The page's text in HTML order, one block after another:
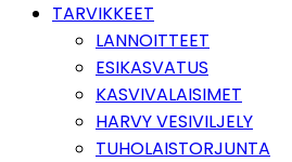
TARVIKKEET
LANNOITTEET
ESIKASVATUS
KASVIVALAISIMET
HARVY VESIVILJELY
TUHOLAISTORJUNTA